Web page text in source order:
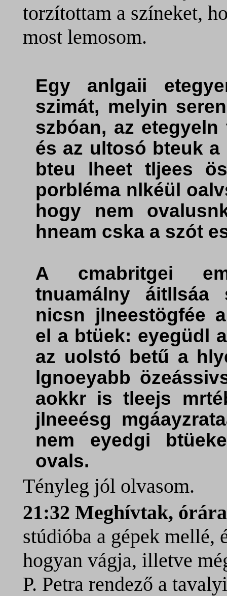
torzítottam a színeket,
most lemosom.
Egy anlgaii
szimát, melyin
szbóan, az
és az ultosó bteuk
bteu lheet tljees
porbléma nlkéül
hogy nem
hneam cska a szót
A cmabritgei
tnuamálny
nicsn jlneestögfée
el a btüek: eyegüdl
az uolstó betű a
lgnoeyabb
aokkr is tleejs
jlneeésg
nem eyedgi
ovals.
Tényleg jól olvasom.
21:32 Meghívtak,
stúdióba a gépek mellé,
hogyan vágja, illetve
P. Petra rendező a